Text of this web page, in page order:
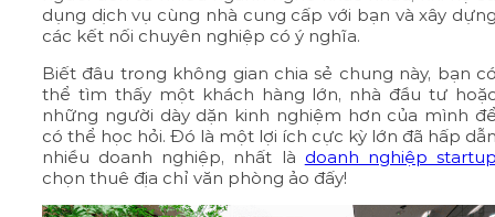
dụng dịch vụ cùng nhà cung cấp với bạn và xây
các kết nối chuyên nghiệp có ý nghĩa.
Biết đâu trong không gian chia sẻ chung này, bạn
thể tìm thấy một khách hàng lớn, nhà đầu tư
những người dày dặn kinh nghiệm hơn của mình
có thể học hỏi. Đó là một lợi ích cực kỳ lớn đã hấp
nhiều doanh nghiệp, nhất là doanh nghiệp
chọn thuê địa chỉ văn phòng ảo đấy!